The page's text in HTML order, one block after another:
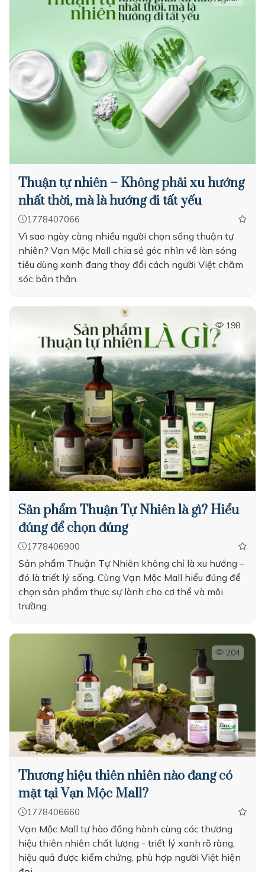
Thuận tự nhiên – Không phải xu hướng
nhất thời, mà là hướng đi tất yếu
1778407066
Vì sao ngày càng nhiều người chọn sống thuận tự
nhiên? Vạn Mộc Mall chia sẻ góc nhìn về làn sóng
tiêu dùng xanh đang thay đổi cách người Việt chăm
sóc bản thân.
198
Sản phẩm Thuận Tự Nhiên là gì? Hiểu
đúng để chọn đúng
1778406900
Sản phẩm Thuận Tự Nhiên không chỉ là xu hướng –
đó là triết lý sống. Cùng Vạn Mộc Mall hiểu đúng để
chọn sản phẩm thực sự lành cho cơ thể và môi
trường.
204
Thương hiệu thiên nhiên nào đang có
mặt tại Vạn Mộc Mall?
1778406660
Vạn Mộc Mall tự hào đồng hành cùng các thương
hiệu thiên nhiên chất lượng - triết lý xanh rõ ràng,
hiệu quả được kiểm chứng, phù hợp người Việt hiện